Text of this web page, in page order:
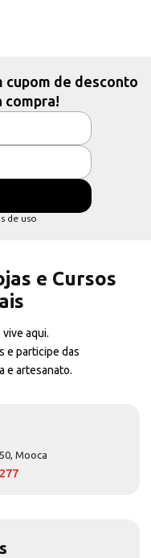
cupom de desconto
compra!
de uso
e Cursos
aqui.
e participe das
e artesanato.
Mooca